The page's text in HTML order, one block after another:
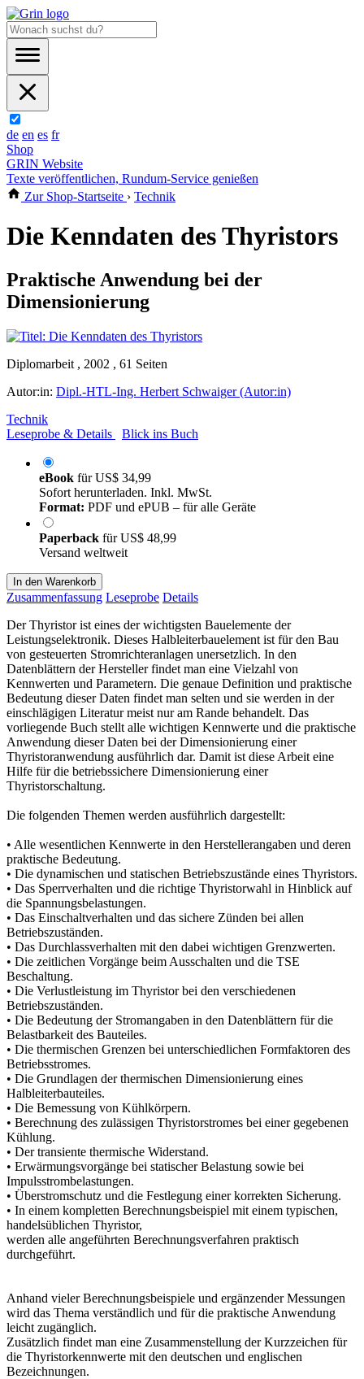
de en es fr
Shop
GRIN Website
Texte veröffentlichen, Rundum-Service genießen
Zur Shop-Startseite › Technik
Die Kenndaten des Thyristors
Praktische Anwendung bei der
Dimensionierung
Diplomarbeit , 2002 , 61 Seiten
Autor:in: Dipl.-HTL-Ing. Herbert Schwaiger (Autor:in)
Technik
Leseprobe & Details
Blick ins Buch
eBook fürUS$ 34,99
Sofort herunterladen. Inkl. MwSt.
Format: PDF und ePUB – für alle Geräte
Paperback fürUS$ 48,99
Versand weltweit
In den Warenkorb
Zusammenfassung Leseprobe Details
Der Thyristor ist eines der wichtigsten Bauelemente der
Leistungselektronik. Dieses Halbleiterbauelement ist für den Bau
von gesteuerten Stromrichteranlagen unersetzlich. In den
Datenblättern der Hersteller findet man eine Vielzahl von
Kennwerten und Parametern. Die genaue Definition und praktische
Bedeutung dieser Daten findet man selten und sie werden in der
einschlägigen Literatur meist nur am Rande behandelt. Das
vorliegende Buch stellt alle wichtigen Kennwerte und die praktische
Anwendung dieser Daten bei der Dimensionierung einer
Thyristoranwendung ausführlich dar. Damit ist diese Arbeit eine
Hilfe für die betriebssichere Dimensionierung einer
Thyristorschaltung.
Die folgenden Themen werden ausführlich dargestellt:
• Alle wesentlichen Kennwerte in den Herstellerangaben und deren
praktische Bedeutung.
• Die dynamischen und statischen Betriebszustände eines Thyristors.
• Das Sperrverhalten und die richtige Thyristorwahl in Hinblick auf
die Spannungsbelastungen.
• Das Einschaltverhalten und das sichere Zünden bei allen
Betriebszuständen.
• Das Durchlassverhalten mit den dabei wichtigen Grenzwerten.
• Die zeitlichen Vorgänge beim Ausschalten und die TSE
Beschaltung.
• Die Verlustleistung im Thyristor bei den verschiedenen
Betriebszuständen.
• Die Bedeutung der Stromangaben in den Datenblättern für die
Belastbarkeit des Bauteiles.
• Die thermischen Grenzen bei unterschiedlichen Formfaktoren des
Betriebsstromes.
• Die Grundlagen der thermischen Dimensionierung eines
Halbleiterbauteiles.
• Die Bemessung von Kühlkörpern.
• Berechnung des zulässigen Thyristorstromes bei einer gegebenen
Kühlung.
• Der transiente thermische Widerstand.
• Erwärmungsvorgänge bei statischer Belastung sowie bei
Impulsstrombelastungen.
• Überstromschutz und die Festlegung einer korrekten Sicherung.
• In einem kompletten Berechnungsbeispiel mit einem typischen,
handelsüblichen Thyristor,
werden alle angeführten Berechnungsverfahren praktisch
durchgeführt.
Anhand vieler Berechnungsbeispiele und ergänzender Messungen
wird das Thema verständlich und für die praktische Anwendung
leicht zugänglich.
Zusätzlich findet man eine Zusammenstellung der Kurzzeichen für
die Thyristorkennwerte mit den deutschen und englischen
Bezeichnungen.